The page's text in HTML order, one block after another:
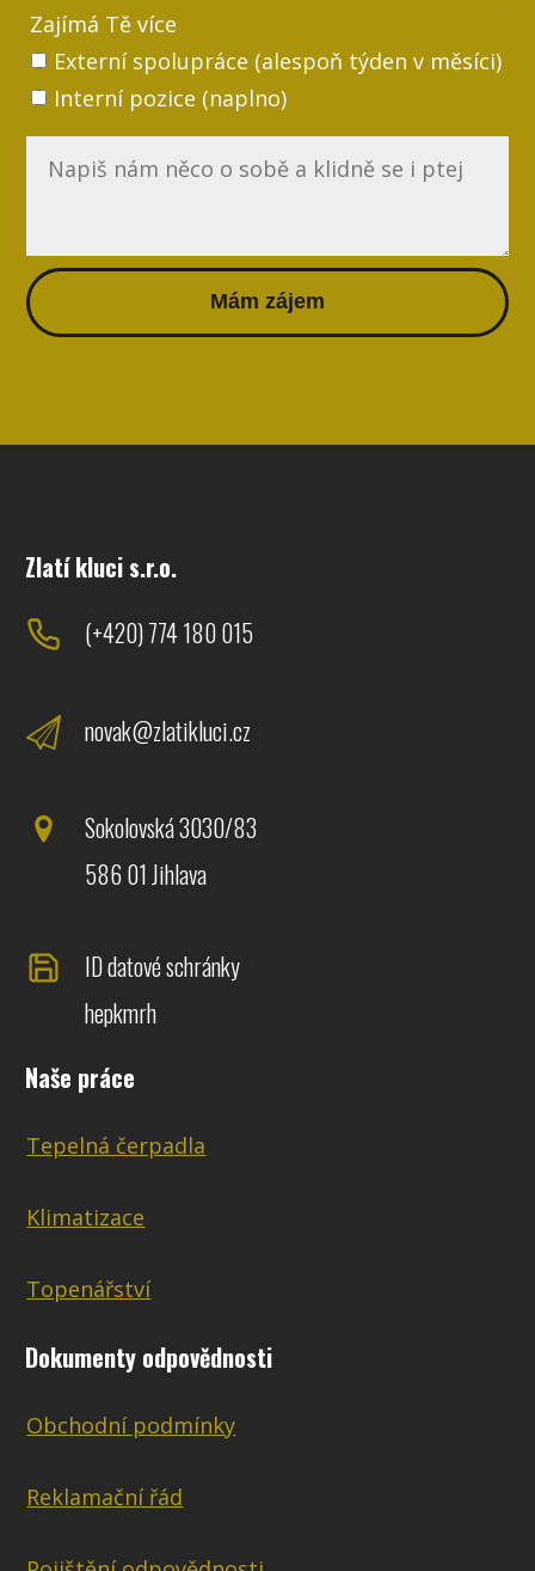
Zajímá Tě více
Externí spolupráce (alespoň týden v měsíci)
Interní pozice (naplno)
Mám zájem
Zlatí kluci s.r.o.
(+420) 774 180 015
novak@zlatikluci.cz
Sokolovská 3030/83
586 01 Jihlava
ID datové schránky
hepkmrh
Naše práce
Tepelná čerpadla
Klimatizace
Topenářství
Dokumenty odpovědnosti
Obchodní podmínky
Reklamační řád